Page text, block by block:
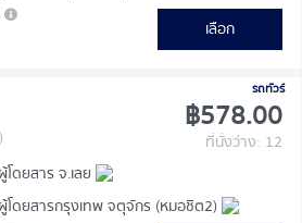
เลือก
รถทัวร์
฿578.00
ที่นั่งว่าง: 12
ดยสาร จ.เลย
ดยสารกรุงเทพ จตุจักร (หมอชิต2)